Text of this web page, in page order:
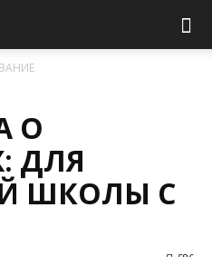
О
ДЛЯ
ШКОЛЫ С